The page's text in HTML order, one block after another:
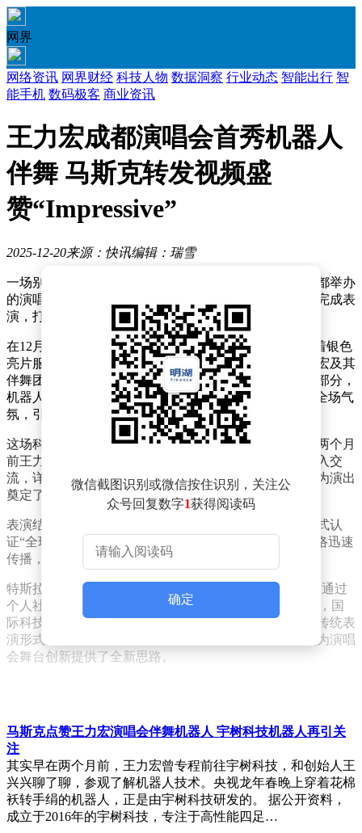
网界
网络资讯 网界财经 科技人物 数据洞察 行业动态 智能出行 智
能手机 数码极客 商业资讯
王力宏成都演唱会首秀机器人
伴舞 马斯克转发视频盛
赞“Impressive”
2025-12-20来源：快讯编辑：瑞雪
一场别开生面的演唱会近日引发广泛关注，王力宏在成都举办
的演唱会上，首次将人形机器人引入舞台，与真人共同完成表
演，打造出全球首个演唱会机器人舞台。
在12月18日的演出中，6台来自宇树科技的G1机器人身着银色
亮片服装，以精准的节奏感和高度同步的动作，与王力宏及其
伴舞团队共同演绎了经典曲目《火力全开》。表演高潮部分，
机器人集体完成高难度“韦伯斯特”空翻动作，瞬间点燃全场气
氛，引发观众阵阵欢呼。
这场科技与艺术融合的舞台秀并非临时起意。据透露，两个月
前王力宏曾专程前往宇树科技总部，与创始人王兴兴深入交
流，详细了解机器人技术研发进展。这种跨界合作模式为演出
奠定了坚实基础。
表演结束后，王力宏工作室通过社交平台发布消息，正式认
证“全球首个演唱会机器人舞台”的诞生。相关视频在网络迅速
传播，引发科技与娱乐领域双重关注。
特斯拉CEO埃隆·马斯克在20日注意到这段表演视频后，通过
个人社交账号转发并配文“Impressive（令人印象深刻）”，国
际科技巨头的关注将这场演出推向更高热度。这场突破传统表
演形式的尝试，不仅展现了机器人技术的最新成果，也为演唱
会舞台创新提供了全新思路。
微信截图识别或微信按住识别，关注公
众号回复数字1获得阅读码
确定
马斯克点赞王力宏演唱会伴舞机器人 宇树科技机器人再引关
注
其实早在两个月前，王力宏曾专程前往宇树科技，和创始人王
兴兴聊了聊，参观了解机器人技术。央视龙年春晚上穿着花棉
袄转手绢的机器人，正是由宇树科技研发的。 据公开资料，
成立于2016年的宇树科技，专注于高性能四足…